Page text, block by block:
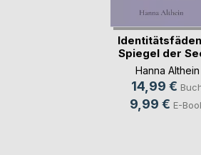
Spiegel der
Hanna Althein
14,99 €
9,99 € E-